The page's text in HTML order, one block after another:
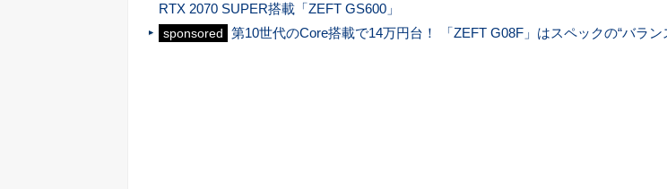
RTX 2070 SUPER搭載「ZEFT GS600」
sponsored 第10世代のCore搭載で14万円台！ 「ZEFT G08F」はスペックの“バラン